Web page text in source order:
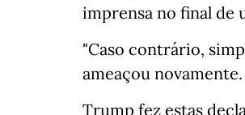
imprensa no final de
"Caso contrário,
ameaçou novamente.
Trump fez estas